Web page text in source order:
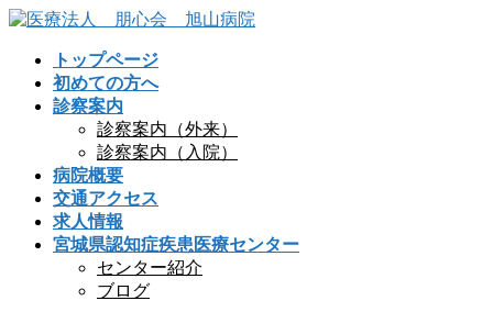
コ
ナ
トップページ
初めての方へ
診察案内
診察案内（外来）
診察案内（入院）
病院概要
交通アクセス
求人情報
宮城県認知症疾患医療センター
センター紹介
ブログ